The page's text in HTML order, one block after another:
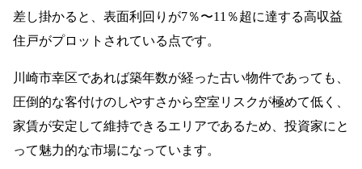
差し掛かると、表面利回りが7％〜11％超に達する高収益
住戸がプロットされている点です。
川崎市幸区であれば築年数が経った古い物件であっても、
圧倒的な客付けのしやすさから空室リスクが極めて低く、
家賃が安定して維持できるエリアであるため、投資家にと
って魅力的な市場になっています。